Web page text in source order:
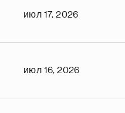
июл 17, 2026
июл 16, 2026